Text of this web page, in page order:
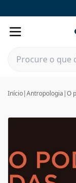
Início|Antropologia |O